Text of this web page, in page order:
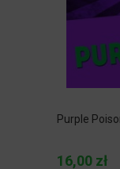
Purple
16,00 zł